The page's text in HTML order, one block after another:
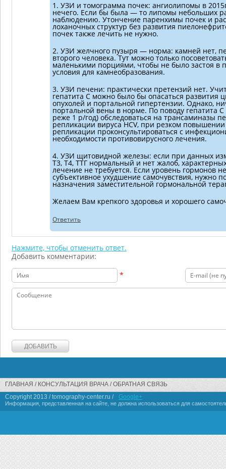
1. УЗИ и томограмма почек: ангиолипомы в
нечего. Если бы была — то липомы небольших
наблюдению. Утончение паренхимы почек и
лоханочных структур без развития
почек также лечить не нужно.
2. УЗИ желчного пузыря — норма: камней нет,
второго человека. Тут можно только
маленькими порциями, чтобы не было застоя в
условия для камнеобразования.
3. УЗИ печени: практически претензий нет.
гепатита С можно было бы опасаться развития
опухолей и портальной гипертензии. Однако,
портальной вены в норме. По поводу гепатита
реже 1 р/год) обследоваться на трансаминазы
репликации вируса HCV, при резком
репликации проконсультироваться с
необходимости противовирусного лечения.
4. УЗИ щитовидной железы: если при данных
Т3, Т4, ТТГ нормальный и нет жалоб,
лечение не требуется. Если уровень гормонов
субъективное ухудшение самочувствия, нужно
назначения заместительной гормональной
Желаем Вам крепкого здоровья и хорошего
Ответить
Нажмите, чтобы отменить ответ.
Добавить комментарии:
*
ГЛАВНАЯ КОНСУЛЬТАЦИЯ ВРАЧА
ОБРАТНАЯ СВЯЗЬ
Copyright 2013 / tomography-center.ru /
Google+
Информация, представленная на сайте, не должна использоваться для